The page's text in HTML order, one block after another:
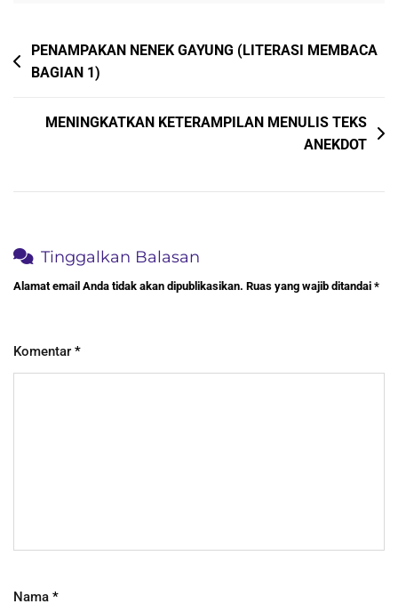
Navigasi
pos
PENAMPAKAN NENEK GAYUNG (LITERASI MEMBACA
BAGIAN 1)
MENINGKATKAN KETERAMPILAN MENULIS TEKS
ANEKDOT
Tinggalkan Balasan
Alamat email Anda tidak akan dipublikasikan. Ruas yang wajib ditandai *
Komentar *
Nama *